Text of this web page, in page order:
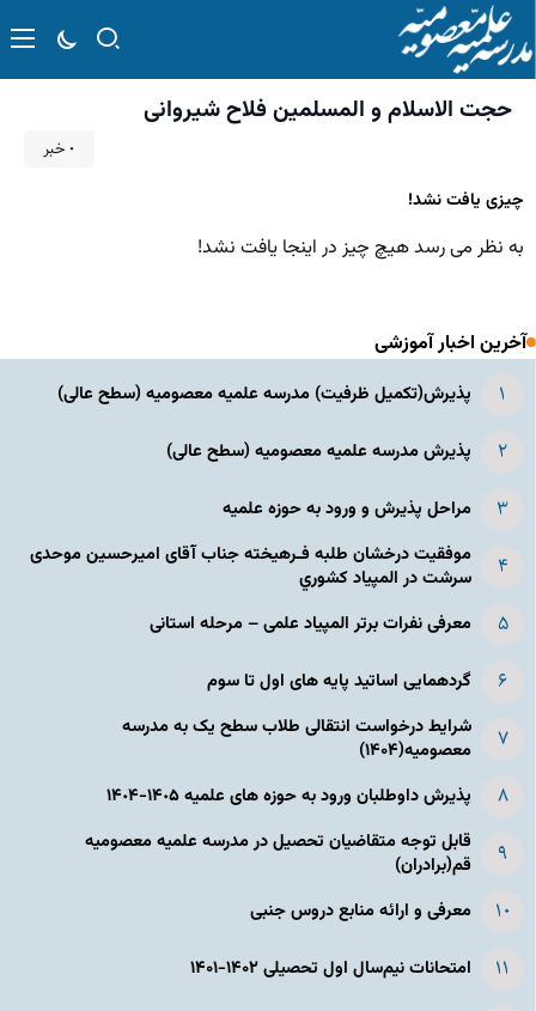
حجت الاسلام و المسلمین فلاح شیروانی
۰ خبر
چیزی یافت نشد!
به نظر می رسد هیچ چیز در اینجا یافت نشد!
آخرین اخبار آموزشی
پذیرش(تکمیل ظرفیت) مدرسه علمیه معصومیه‌ (سطح عالی)
پذیرش مدرسه علمیه معصومیه‌ (سطح عالی)
مراحل پذیرش و ورود به حوزه علمیه
موفقیت درخشان طلبه فـرهیخته جناب آقای امیرحسین موحدی
سرشت در المپياد كشوري
معرفی نفرات برتر المپیاد علمی – مرحله استانی
گردهمایی اساتید پایه های اول تا سوم
شرایط درخواست انتقالی طلاب سطح یک به مدرسه
معصومیه(۱۴۰۴)
پذیرش داوطلبان ورود به حوزه های علمیه ١۴٠۵-١۴٠۴
قابل توجه متقاضیان تحصیل در مدرسه علمیه معصومیه
قم(برادران)
معرفی و ارائه منابع دروس جنبی
امتحانات نیم‌سال اول تحصیلی ۱۴۰۲-۱۴۰۱